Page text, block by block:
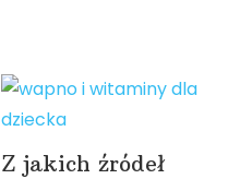
Z jakich źródeł